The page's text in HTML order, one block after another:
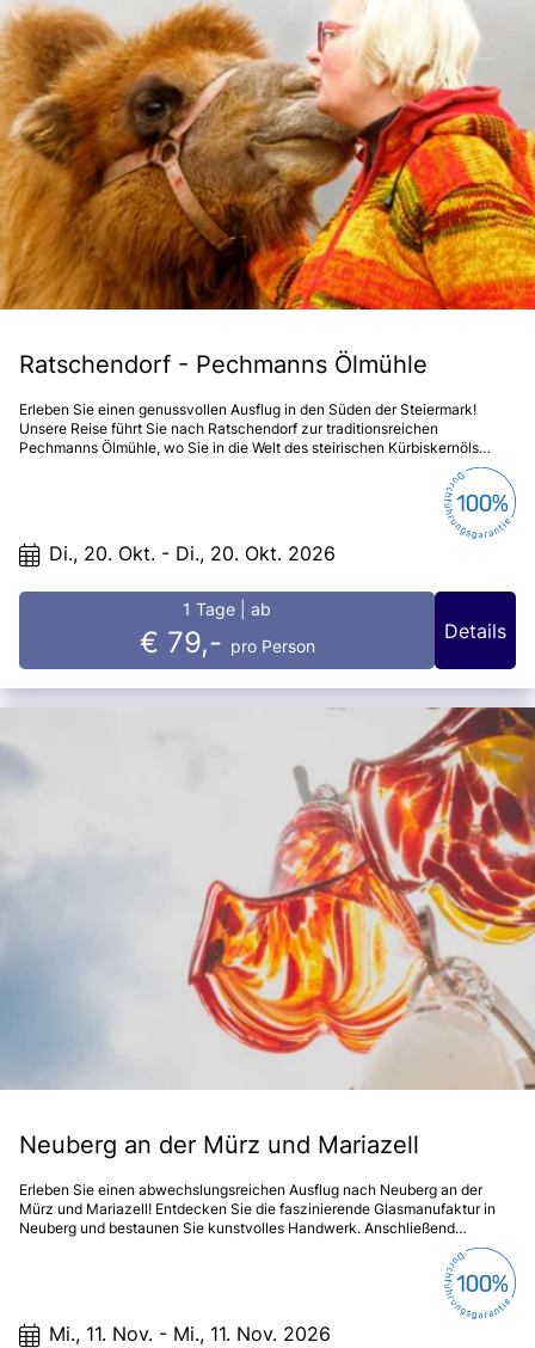
Ratschendorf - Pechmanns Ölmühle
Erleben Sie einen genussvollen Ausflug in den Süden der Steiermark!
Unsere Reise führt Sie nach Ratschendorf zur traditionsreichen
Pechmanns Ölmühle, wo Sie in die Welt des steirischen Kürbiskernöls
eintauchen und regionale Spezialitäten genießen können. Freuen Sie sich
Di., 20. Okt. - Di., 20. Okt. 2026
1 Tage | ab
€ 79,- pro Person
Details
Neuberg an der Mürz und Mariazell
Erleben Sie einen abwechslungsreichen Ausflug nach Neuberg an der
Mürz und Mariazell! Entdecken Sie die faszinierende Glasmanufaktur in
Neuberg und bestaunen Sie kunstvolles Handwerk. Anschließend
genießen Sie das besondere Flair des berühmten Wallfahrtsortes Mariazell
mit seiner beeindruckenden Basilika und den charmanten Gassen. Ein Tag
Mi., 11. Nov. - Mi., 11. Nov. 2026